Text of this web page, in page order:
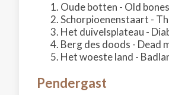
Oude botten - Old bones
Schorpioenenstaart -
Het duivelsplateau -
Berg des doods - Dead
Het woeste land -
Pendergast